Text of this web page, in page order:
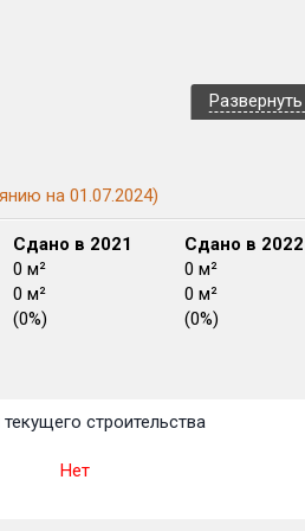
Развернуть
на 01.07.2024)
Сдано в 2021
0 м²
0 м²
(0%)
Сдано в 2022
0 м²
0 м²
(0%)
строительства
Нет